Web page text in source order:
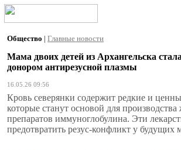
Общество | Главные новости
Мама двоих детей из Архангельска
донором антирезусной плазмы
16.05.26 09:56
Кровь северянки содержит редкие и
которые станут основой для
препаратов иммуноглобулина. Эти
предотвратить резус-конфликт у будущих